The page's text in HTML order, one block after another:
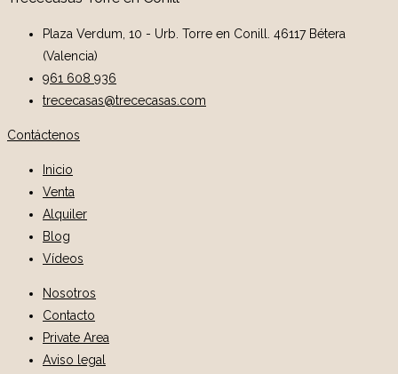
Plaza Verdum, 10 - Urb. Torre en Conill. 46117 Bétera
(Valencia)
961 608 936
trececasas@trececasas.com
Contáctenos
Inicio
Venta
Alquiler
Blog
Vídeos
Nosotros
Contacto
Private Area
Aviso legal